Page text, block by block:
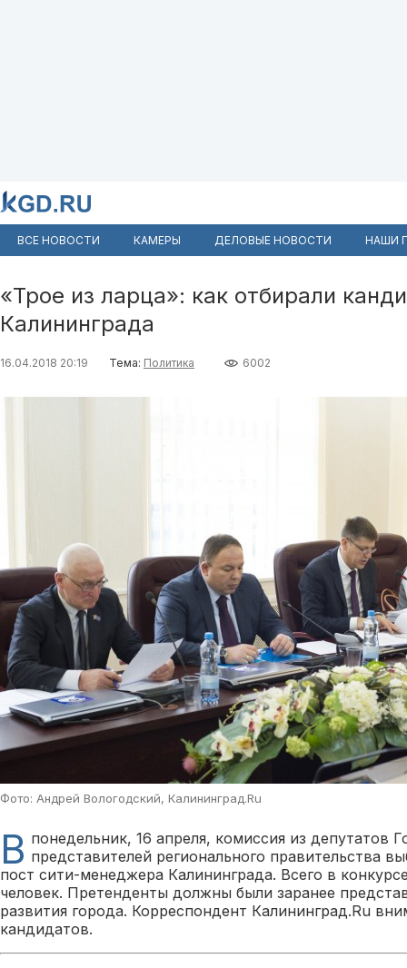
ВСЕ НОВОСТИ КАМЕРЫ ДЕЛОВЫЕ НОВОСТИ НАШИ
«Трое из ларца»: как отбирали
Калининграда
16.04.2018 20:19 Тема: Политика 6002
Фото: Андрей Вологодский, Калининград.Ru
В понедельник, 16 апреля, комиссия из депутатов
представителей регионального правительства
пост сити-менеджера Калининграда. Всего в
человек. Претенденты должны были заранее
развития города. Корреспондент Калининград.Ru
кандидатов.